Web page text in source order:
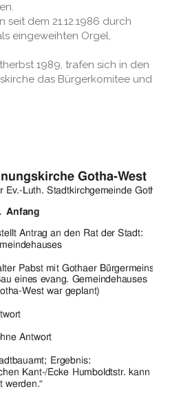
dem 21.12.1986 durch
eingeweihten Orgel,
1989, trafen sich in den
das Bürgerkomitee und